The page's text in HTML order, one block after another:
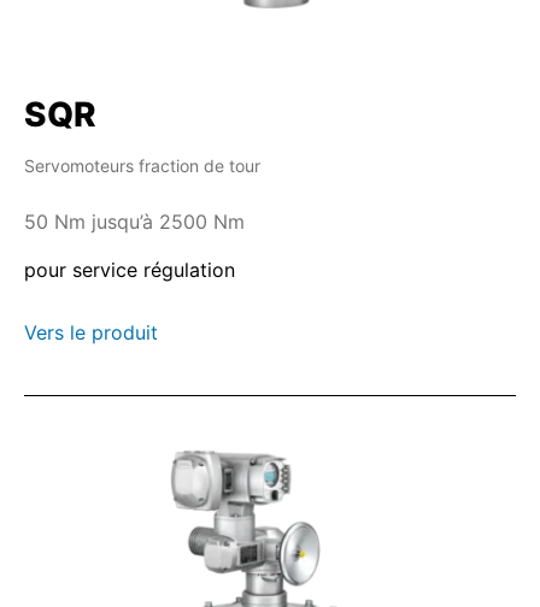
SQR
Servomoteurs fraction de tour
50 Nm jusqu’à 2500 Nm
pour service régulation
Vers le produit